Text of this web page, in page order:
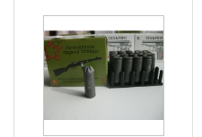
Патроны холостые калибра
10х31 для ППШ-СХ, ППС схп и т.п
коробка 20шт